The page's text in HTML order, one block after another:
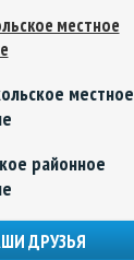
местное
местное
районное
ДРУЗЬЯ